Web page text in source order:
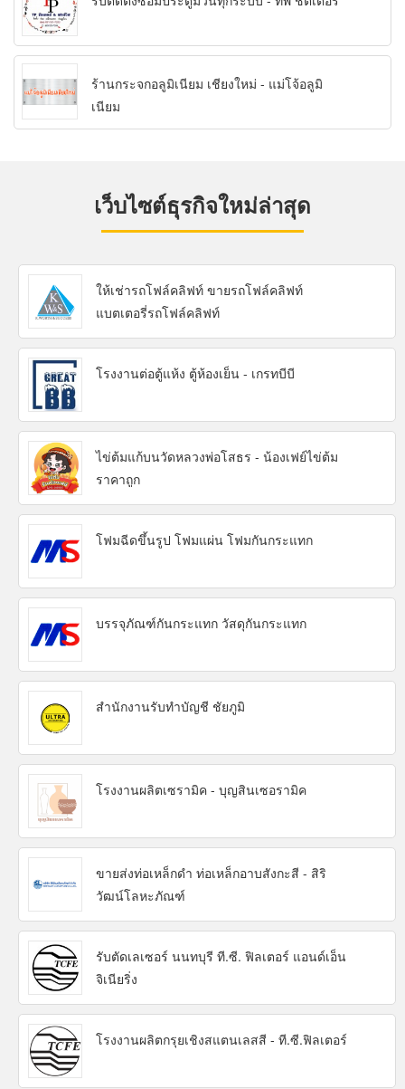
ร้านกระจกอลูมิเนียม เชียงใหม่ - แม่โจ้อลูมิ
เนียม
เว็บไซต์ธุรกิจใหม่ล่าสุด
ให้เช่ารถโฟล์คลิฟท์ ขายรถโฟล์คลิฟท์
แบตเตอรี่รถโฟล์คลิฟท์
โรงงานต่อตู้แห้ง ตู้ห้องเย็น - เกรทบีบี
ไข่ต้มแก้บนวัดหลวงพ่อโสธร - น้องเฟย์ไข่ต้ม
ราคาถูก
โฟมฉีดขึ้นรูป โฟมแผ่น โฟมกันกระแทก
บรรจุภัณฑ์กันกระแทก วัสดุกันกระแทก
สำนักงานรับทำบัญชี ชัยภูมิ
โรงงานผลิตเซรามิค - บุญสินเซอรามิค
ขายส่งท่อเหล็กดำ ท่อเหล็กอาบสังกะสี - สิริ
วัฒน์โลหะภัณฑ์
รับตัดเลเซอร์ นนทบุรี ที.ซี. ฟิลเตอร์ แอนด์เอ็น
จิเนียริ่ง
โรงงานผลิตกรุยเชิงสแตนเลสสี - ที.ซี.ฟิลเตอร์